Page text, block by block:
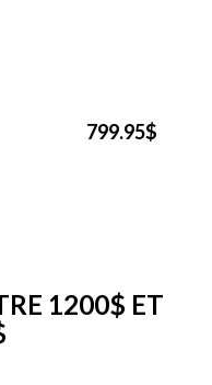
799.95$
1200$ ET